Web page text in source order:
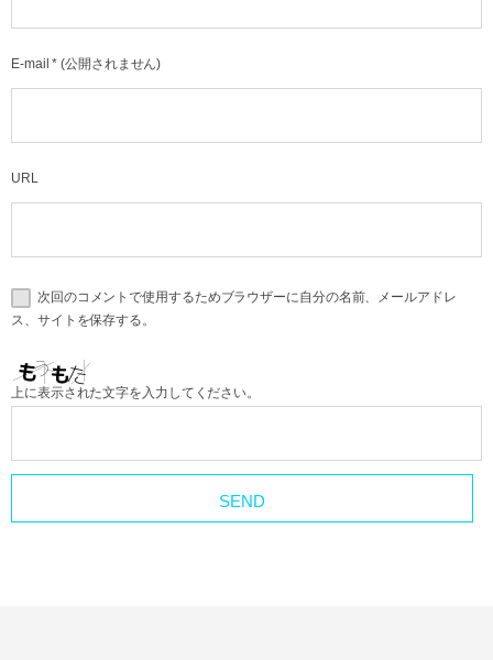
E-mail * (公開されません)
URL
次回のコメントで使用するためブラウザーに自分の名前、メールアドレ
ス、サイトを保存する。
上に表示された文字を入力してください。